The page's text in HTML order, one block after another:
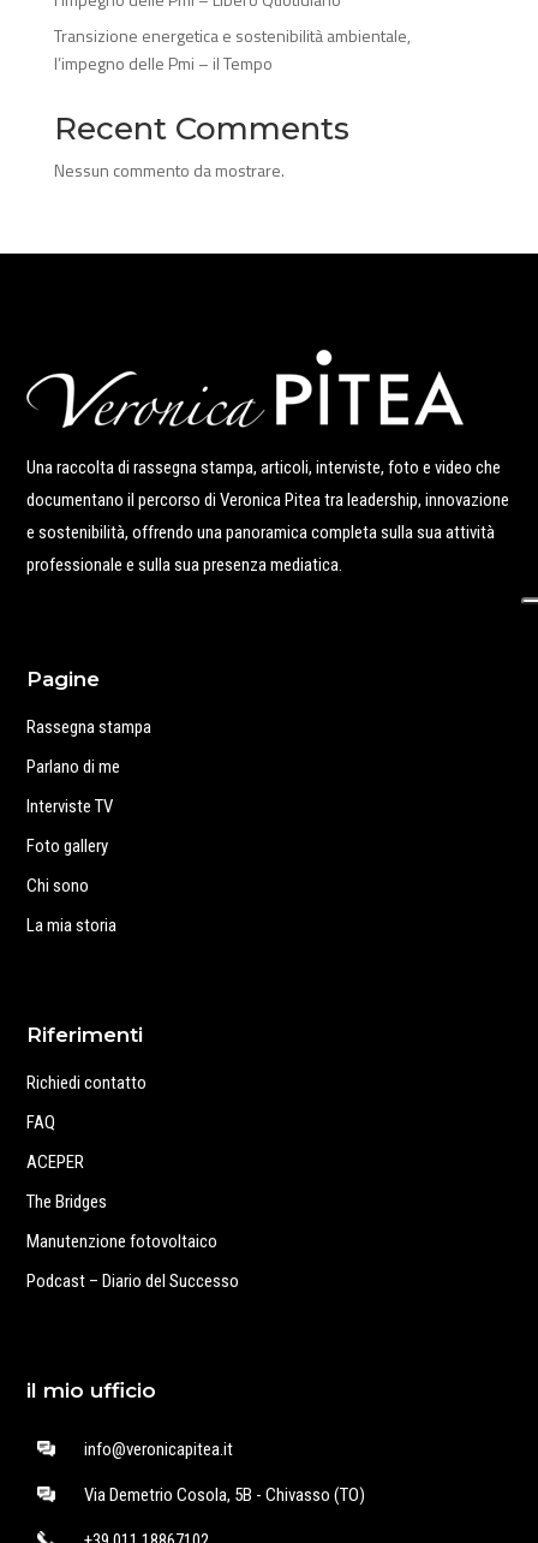
Transizione energetica e sostenibilità ambientale,
l’impegno delle Pmi – il Tempo
Recent Comments
Nessun commento da mostrare.
Una raccolta di rassegna stampa, articoli, interviste, foto e video che
documentano il percorso di Veronica Pitea tra leadership, innovazione
e sostenibilità, offrendo una panoramica completa sulla sua attività
professionale e sulla sua presenza mediatica.
Pagine
Rassegna stampa
Parlano di me
Interviste TV
Foto gallery
Chi sono
La mia storia
Riferimenti
Richiedi contatto
FAQ
ACEPER
The Bridges
Manutenzione fotovoltaico
Podcast – Diario del Successo
il mio ufficio
info@veronicapitea.it
Via Demetrio Cosola, 5B - Chivasso (TO)